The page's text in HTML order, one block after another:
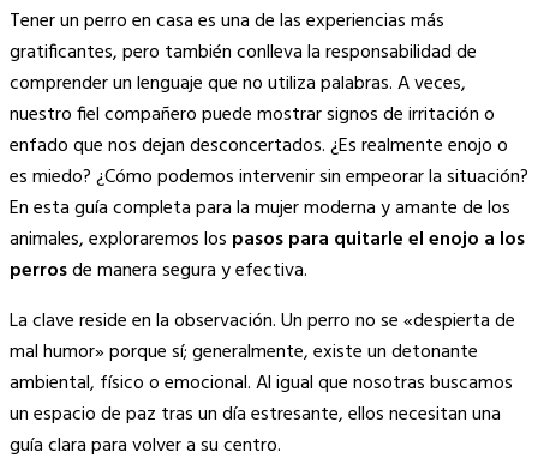
Copy
Link
Tener un perro en casa es una de las experiencias más
gratificantes, pero también conlleva la responsabilidad de
comprender un lenguaje que no utiliza palabras. A veces,
nuestro fiel compañero puede mostrar signos de irritación o
enfado que nos dejan desconcertados. ¿Es realmente enojo o
es miedo? ¿Cómo podemos intervenir sin empeorar la situación?
En esta guía completa para la mujer moderna y amante de los
animales, exploraremos los pasos para quitarle el enojo a los
perrosde manera segura y efectiva.
La clave reside en la observación. Un perro no se «despierta de
mal humor» porque sí; generalmente, existe un detonante
ambiental, físico o emocional. Al igual que nosotras buscamos
un espacio de paz tras un día estresante, ellos necesitan una
guía clara para volver a su centro.